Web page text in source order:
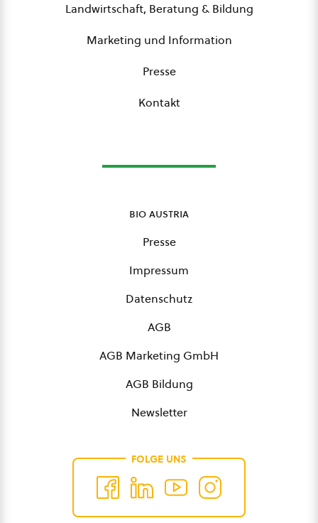
Landwirtschaft, Beratung & Bildung
Marketing und Information
Presse
Kontakt
bio austria
Presse
Impressum
Datenschutz
AGB
AGB Marketing GmbH
AGB Bildung
Newsletter
FOLGE UNS